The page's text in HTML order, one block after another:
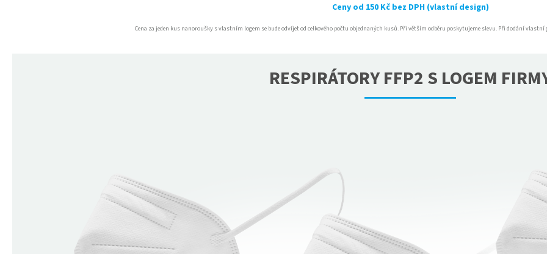
Ceny od 150 Kč bez DPH (vlastní design)
Cena za jeden kus nanoroušky s vlastním logem se bude odvíjet od celkového počtu objednaných kusů. Při větším odběru poskytujeme slevu. Při dodání
RESPIRÁTORY FFP2 S LOGEM